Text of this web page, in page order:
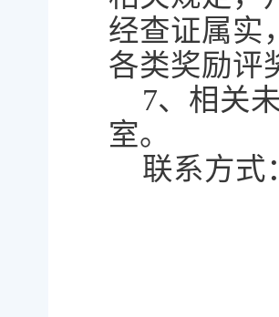
经查证属实
各类奖励评
7、相关
室。
联系方式